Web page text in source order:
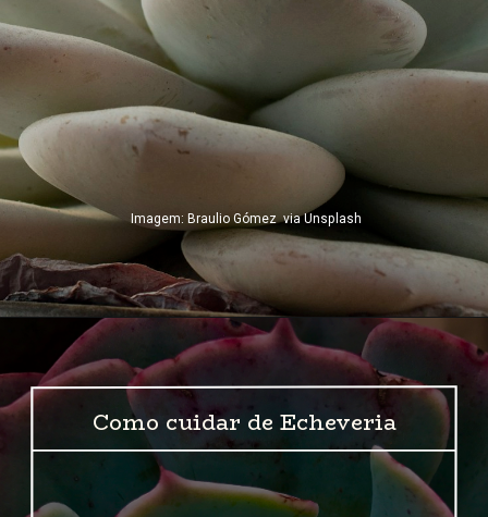
Imagem: Braulio Gómez  via Unsplash
Como cuidar de Echeveria